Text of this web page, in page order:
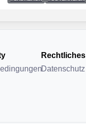
Rechtliches
Datenschutz